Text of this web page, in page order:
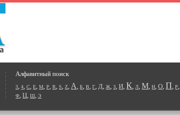
Алфавитный поиск
3,4,C,E,M,P,R,S,Z,А,Б,В,Г,Д,Ж,З,И,К,Л,М,Н,О,П,Р,
Ф,Ц,Ш,Э